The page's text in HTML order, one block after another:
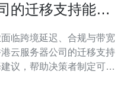
的迁移支持能力
临跨境延迟、合规与带宽
云服务器公司的迁移支持
议，帮助决策者制定可执
计、工具实施与运维交